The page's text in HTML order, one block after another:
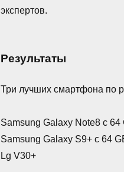
экспертов.
Результаты
Три лучших смартфона по
Samsung Galaxy Note8 с 64
Samsung Galaxy S9+ с 64
Lg V30+